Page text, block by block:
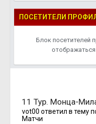
ПОСЕТИТЕЛИ
Блок посетителей
11 Тур. Монца-
vot00 ответил в тему
Матчи